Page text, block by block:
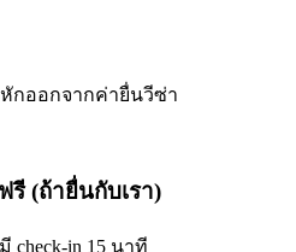
หักออกจากค่ายื่นวีซ่า
รี (ถ้ายื่นกับเรา)
check-in 15 นาที